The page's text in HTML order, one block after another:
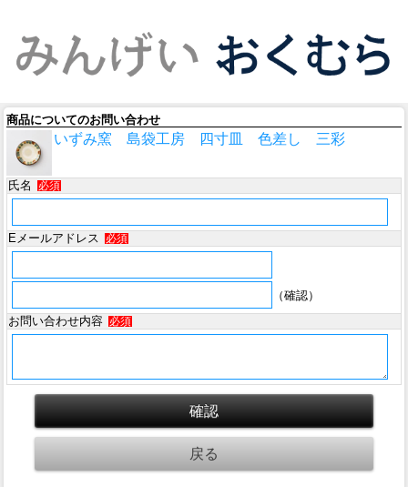
商品についてのお問い合わせ
いずみ窯 島袋工房 四寸皿 色差し 三彩
氏名 必須
Eメールアドレス 必須
（確認）
お問い合わせ内容
必須